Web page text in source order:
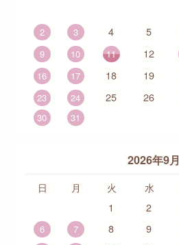
2 3 4 5
9 10 11 12
16
17 18 19
23 24 25 26
30 31
2026年9月
日 月 火 水
1
2
6 7 8 9